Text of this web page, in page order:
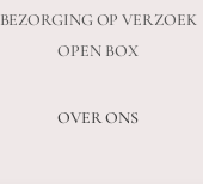
BEZORGING OP VERZOEK
OPEN BOX
OVER ONS